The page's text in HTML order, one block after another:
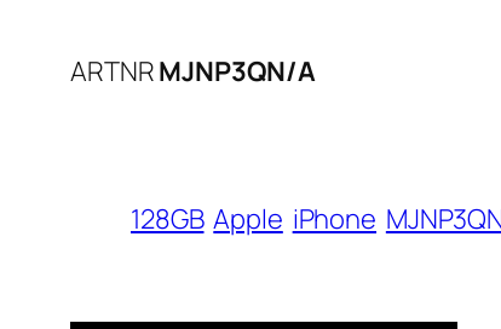
ARTNRMJNP3QN/A
128GB Apple iPhone